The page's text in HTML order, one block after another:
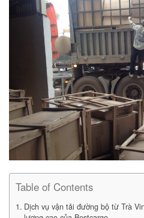
Table of Contents
Dịch vụ vận tải đường bộ từ Trà